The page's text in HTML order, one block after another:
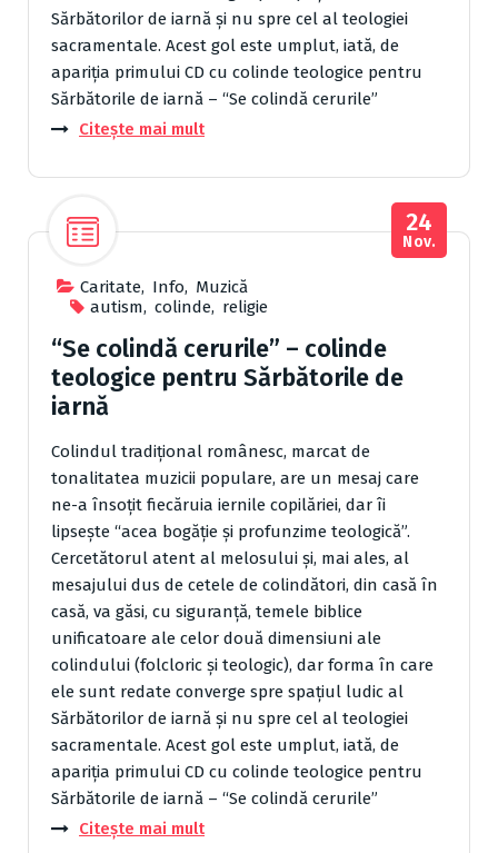
Sărbătorilor de iarnă şi nu spre cel al teologiei
sacramentale. Acest gol este umplut, iată, de
apariţia primului CD cu colinde teologice pentru
Sărbătorile de iarnă – “Se colindă cerurile”
Citește mai mult
Caritate, Info, Muzică
autism, colinde, religie
24
Nov.
“Se colindă cerurile” – colinde
teologice pentru Sărbătorile de
iarnă
Colindul tradiţional românesc, marcat de
tonalitatea muzicii populare, are un mesaj care
ne-a însoţit fiecăruia iernile copilăriei, dar îi
lipseşte “acea bogăţie şi profunzime teologică”.
Cercetătorul atent al melosului şi, mai ales, al
mesajului dus de cetele de colindători, din casă în
casă, va găsi, cu siguranţă, temele biblice
unificatoare ale celor două dimensiuni ale
colindului (folcloric şi teologic), dar forma în care
ele sunt redate converge spre spaţiul ludic al
Sărbătorilor de iarnă şi nu spre cel al teologiei
sacramentale. Acest gol este umplut, iată, de
apariţia primului CD cu colinde teologice pentru
Sărbătorile de iarnă – “Se colindă cerurile”
Citește mai mult